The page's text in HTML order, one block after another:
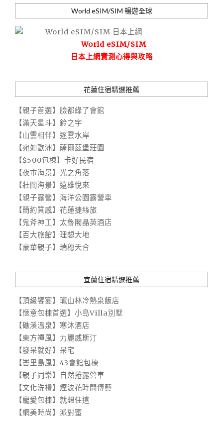
World eSIM/SIM 暢遊全球
World eSIM/SIM
日本上網實測心得與攻略
花蓮住宿精選推薦
【親子首選】臉都綠了會館
【滿天星斗】鈴之宇
【山雲相伴】逐雲水岸
【宛如歐洲】薩爾茲堡莊園
【$500包棟】卡好民宿
【夜市海景】光之角落
【壯闊海景】遠雄悅來
【親子露營】海洋公園露營車
【簡約質感】花蓮捷絲旅
【鬼斧神工】太魯閣晶英酒店
【百大旅館】理想大地
【豪華親子】瑞穗天合
宜蘭住宿精選推薦
【頂級饗宴】瓏山林冷熱泉飯店
【愜意包棟首選】小島Villa別墅
【礁溪溫泉】寒沐酒店
【東方禪風】力麗威斯汀
【發呆就好】呆宅
【峇里島風】43會館包棟
【親子同樂】自然捲露營車
【文化洗禮】煙波花時間傳藝
【寵愛包棟】就想住這
【網美時尚】派對蜜